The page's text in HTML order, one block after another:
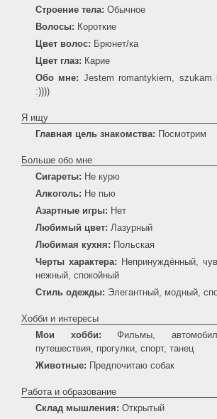
Строение тела: Обычное
Волосы: Короткие
Цвет волос: Брюнет/ка
Цвет глаз: Карие
Обо мне: Jestem romantykiem, szukam
:))))
Я ищу
Главная цель знакомства: Посмотрим
Больше обо мне
Сигареты: Не курю
Алкоголь: Не пью
Азартные игры: Нет
Любимый цвет: Лазурный
Любимая кухня: Польская
Черты характера: Непринуждённый,
нежный, спокойный
Стиль одежды: Элегантный, модный,
Хобби и интересы
Мои хобби: Фильмы,
путешествия, прогулки, спорт, танец
Животные: Предпочитаю собак
Работа и образование
Склад мышления: Открытый